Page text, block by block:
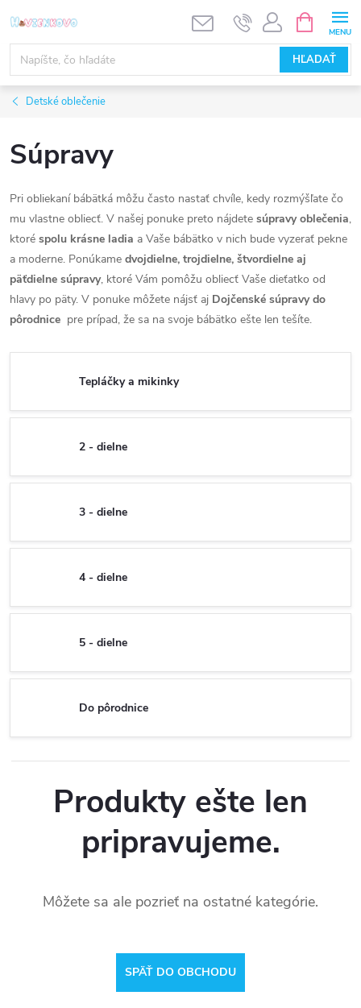
na
obsah
HĽADAŤ
KOŠÍK
Detské oblečenie
Súpravy
Pri obliekaní bábätká môžu často nastať chvíle, kedy rozmýšľate čo
mu vlastne obliecť. V našej ponuke preto nájdete súpravy oblečenia,
ktoré spolu krásne ladia a Vaše bábätko v nich bude vyzerať pekne
a moderne. Ponúkame dvojdielne, trojdielne, štvordielne aj
päťdielne súpravy, ktoré Vám pomôžu obliecť Vaše dieťatko od
hlavy po päty. V ponuke môžete nájsť aj Dojčenské súpravy do
pôrodnice pre prípad, že sa na svoje bábätko ešte len tešíte.
Tepláčky a mikinky
2 - dielne
3 - dielne
4 - dielne
5 - dielne
Do pôrodnice
Produkty ešte len
pripravujeme.
Môžete sa ale pozrieť na ostatné kategórie.
SPÄŤ DO OBCHODU